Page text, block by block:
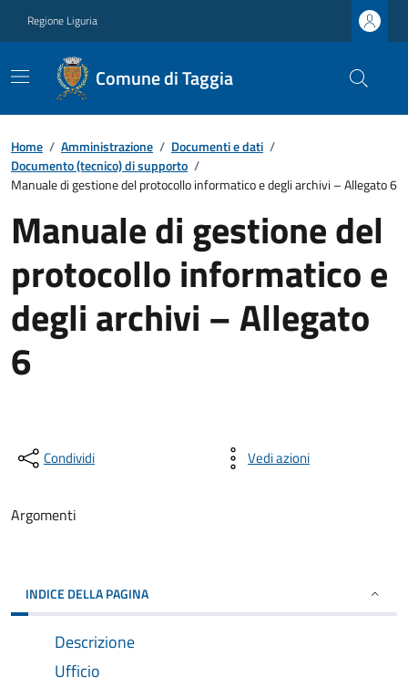
Regione Liguria
Comune di Taggia
Home / Amministrazione / Documenti e dati /
Documento (tecnico) di supporto /
Manuale di gestione del protocollo informatico e degli archivi – Allegato 6
Manuale di gestione del
protocollo informatico e
degli archivi – Allegato
6
Condividi Vedi azioni
Argomenti
INDICE DELLA PAGINA
Descrizione
Ufficio